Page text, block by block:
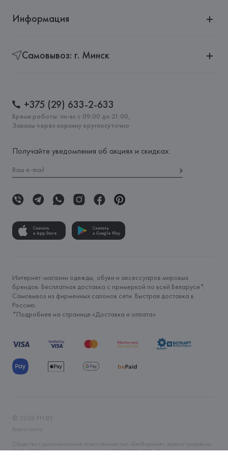
Информация
Самовывоз: г. Минск
+375 (29) 633-2-633
Время работы: пн-вс с 09:00 до 21:00,
Заказы через корзину круглосуточно
Получайте уведомления об акциях и скидках:
Скачать
в App Store
Скачать
в Google Play
Интернет-магазин одежды, обуви и аксессуаров мировых
брендов. Бесплатная доставка с примеркой по всей Беларуси*.
Самовывоз из фирменных салонов сети. Быстрая доставка в
Россию.
*Подробнее на странице «Доставка и оплата»
© 2026 FH.BY
Карта сайта
Общество с дополнительной ответственностью «БелВиринея» зарегистрировано
06.04.2006 Минским горисполкомом. УНП 190706320. Юр.адрес: г. Минск, ул.